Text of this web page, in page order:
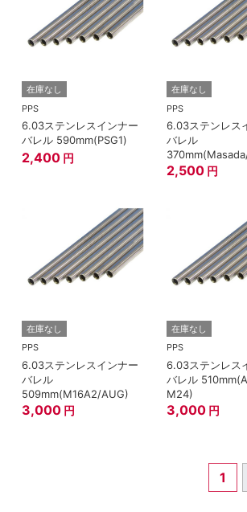
在庫なし
PPS
6.03ステンレスインナー
バレル 590mm(PSG1)
2,400 円
在庫なし
PPS
6.03ステンレス
バレル
グ)
2,500 円
在庫なし
PPS
6.03ステンレスインナー
バレル
509mm(M16A2/AUG)
3,000 円
在庫なし
PPS
6.03ステンレス
バレル
M24)
3,000 円
1